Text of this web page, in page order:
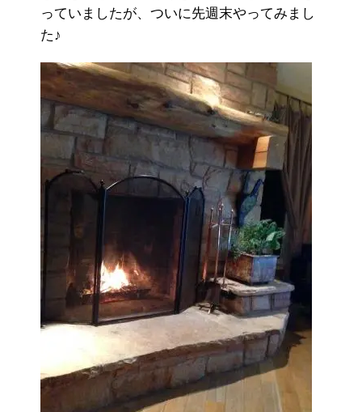
っていましたが、ついに先週末やってみまし
た♪